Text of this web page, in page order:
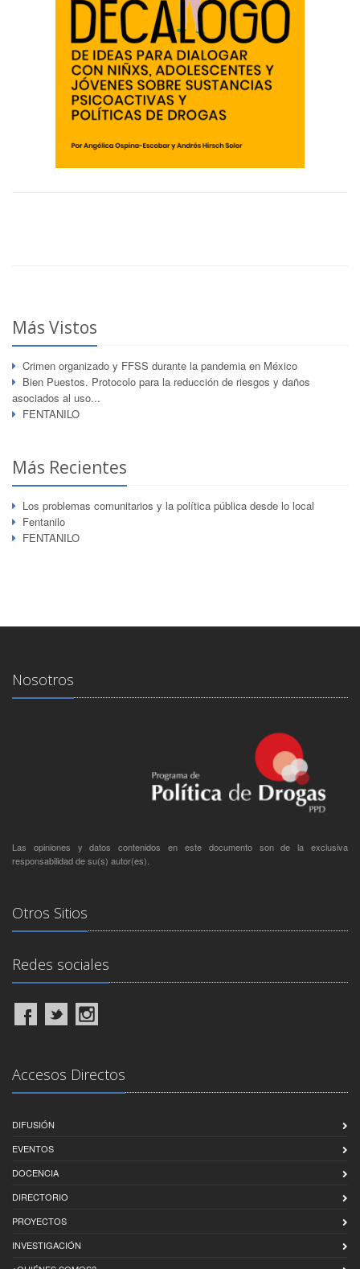
Más Vistos
Crimen organizado y FFSS durante la pandemia en México
Bien Puestos. Protocolo para la reducción de riesgos y daños
asociados al uso...
FENTANILO
Más Recientes
Los problemas comunitarios y la política pública desde lo local
Fentanilo
FENTANILO
Nosotros
Las opiniones y datos contenidos en este documento son de la exclusiva
responsabilidad de su(s) autor(es).
Otros Sitios
Redes sociales
Accesos Directos
DIFUSIÓN
EVENTOS
DOCENCIA
DIRECTORIO
PROYECTOS
INVESTIGACIÓN